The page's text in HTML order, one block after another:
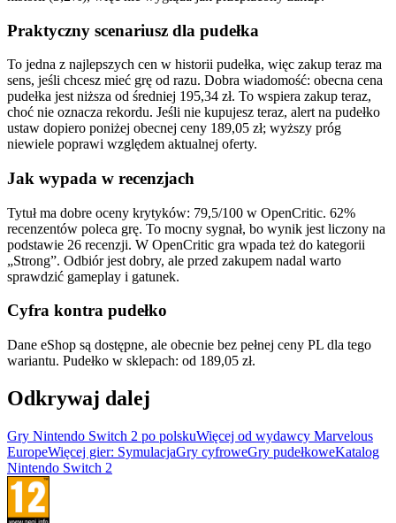
Praktyczny scenariusz dla pudełka
To jedna z najlepszych cen w historii pudełka, więc zakup teraz ma
sens, jeśli chcesz mieć grę od razu. Dobra wiadomość: obecna cena
pudełka jest niższa od średniej 195,34 zł. To wspiera zakup teraz,
choć nie oznacza rekordu. Jeśli nie kupujesz teraz, alert na pudełko
ustaw dopiero poniżej obecnej ceny 189,05 zł; wyższy próg
niewiele poprawi względem aktualnej oferty.
Jak wypada w recenzjach
Tytuł ma dobre oceny krytyków: 79,5/100 w OpenCritic. 62%
recenzentów poleca grę. To mocny sygnał, bo wynik jest liczony na
podstawie 26 recenzji. W OpenCritic gra wpada też do kategorii
„Strong”. Odbiór jest dobry, ale przed zakupem nadal warto
sprawdzić gameplay i gatunek.
Cyfra kontra pudełko
Dane eShop są dostępne, ale obecnie bez pełnej ceny PL dla tego
wariantu. Pudełko w sklepach: od 189,05 zł.
Odkrywaj dalej
Gry Nintendo Switch 2 po polskuWięcej od wydawcy Marvelous
EuropeWięcej gier: SymulacjaGry cyfroweGry pudełkoweKatalog
Nintendo Switch 2